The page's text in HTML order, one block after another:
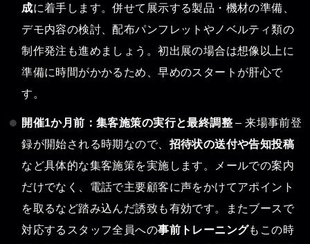
成に着手します。併せて展示する製品・機材の準備、
デモ内容の検討、配布パンフレットやノベルティ類の
制作発注も進めましょう。初出展の場合は想像以上に
準備に時間がかかるため、早めのスタートが肝心で
す。
開催1か月前：集客施策の実行と最終調整 – 来場事前登
録が開始される時期なので、 招待状の送付や告知投稿
など具体的な集客施策を実施します。メールでの案内
だけでなく、電話で主要顧客に声をかけてアポイント
を取るなど踏み込んだ誘致も有効です。またブースで
対応するスタッフ全員への事前トレーニングもこの時